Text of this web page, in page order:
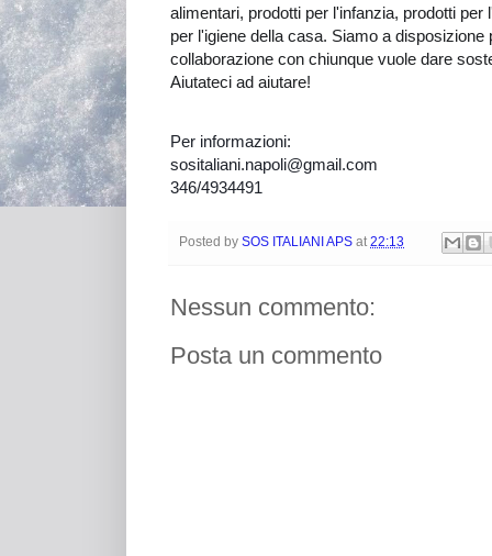
alimentari, prodotti per l'infanzia, prodotti per
per l'igiene della casa. Siamo a disposizione
collaborazione con chiunque vuole dare
Aiutateci ad aiutare!
Per informazioni:
sositaliani.napoli@gmail.com
346/4934491
Posted by SOS ITALIANI APS at 22:13
Nessun commento:
Posta un commento